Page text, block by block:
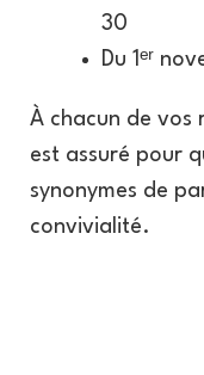
30
Du 1ᵉʳ
À chacun de vos
est assuré pour
synonymes de
convivialité.